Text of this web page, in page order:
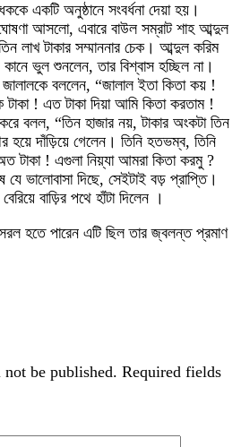
একটি অনুষ্ঠানে সংবর্ধনা দেয়া হয়।
আসলাে, এবারে বাউল সম্রাট শাহ আব্দুল
লাখ টাকার সম্মাননার চেক। আব্দুল করিম
কানে ভুল শুনলেন, তার বিশ্বাস হচ্ছিল না।
জালালকে বললেন, “জালাল ইতা কিতা কয় !
! এত টাকা দিয়া আমি কিতা করতাম !
বলল, “তিন হাজার নয়, টাকার অংকটা তিন
দাঁড়িয়ে গেলেন। তিনি হতভম্ব, তিনি
টাকা ! এগুলা নিয়্যা আমরা কিতা করমু ?
ভালােবাসা দিছে, সেইটাই বড় প্রাপ্তি।
বাড়ির পথে হাঁটা দিলেন ।
হতে পারেন এটি ছিল তার জ্বলন্ত প্রমাণ
be published. Required fields